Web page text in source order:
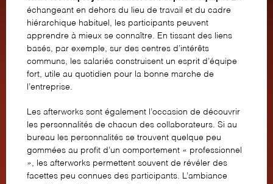
échangeant en dehors du lieu de travail et du cadre
hiérarchique habituel, les participants peuvent
apprendre à mieux se connaître. En tissant des liens
basés, par exemple, sur des centres d’intérêts
communs, les salariés construisent un esprit d’équipe
fort, utile au quotidien pour la bonne marche de
l’entreprise.
Les afterworks sont également l’occasion de découvrir
les personnalités de chacun des collaborateurs. Si au
bureau les personnalités se trouvent quelque peu
gommées au profit d’un comportement « professionnel
», les afterworks permettent souvent de révéler des
facettes peu connues des participants. L’ambiance